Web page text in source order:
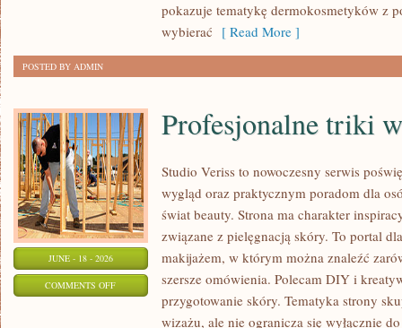
pokazuje tematykę dermokosmetyków z
wybierać [ Read More ]
POSTED BY ADMIN
JUNE - 18 - 2026
COMMENTS OFFON
PROFESJONALNE
Profesjonalne triki
Studio Veriss to nowoczesny serwis
wygląd oraz praktycznym poradom dla
świat beauty. Strona ma charakter
związane z pielęgnacją skóry. To portal
makijażem, w którym można znaleźć
szersze omówienia. Polecam DIY i
przygotowanie skóry. Tematyka strony
wizażu, ale nie ogranicza się wyłącznie